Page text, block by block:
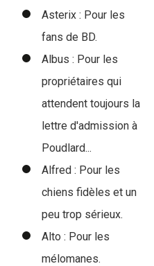
Asterix : Pour les
fans de BD.
Albus : Pour les
propriétaires qui
attendent toujours la
lettre d'admission à
Poudlard...
Alfred : Pour les
chiens fidèles et un
peu trop sérieux.
Alto : Pour les
mélomanes.